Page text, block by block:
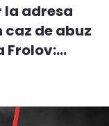
la adresa
caz de abuz
Frolov: